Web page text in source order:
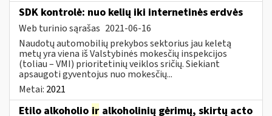
SDK kontrolė: nuo kelių iki internetinės erdvės
Web turinio sąrašas 2021-06-16
Naudotų automobilių prekybos sektorius jau keletą
metų yra viena iš Valstybinės mokesčių inspekcijos
(toliau – VMI) prioritetinių veiklos sričių. Siekiant
apsaugoti gyventojus nuo mokesčių...
Metai: 2021
Etilo alkoholio ir alkoholinių gėrimų, skirtų acto